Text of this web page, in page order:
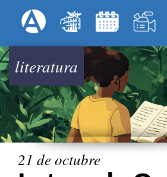
al
principal
Menú Superior
literatura
21 de octubre